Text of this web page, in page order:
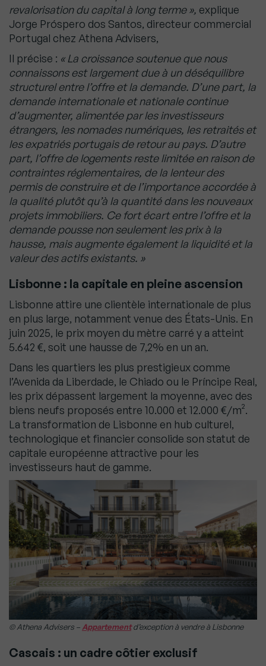
revalorisation du capital à long terme », explique
Jorge Próspero dos Santos, directeur commercial
Portugal chez Athena Advisers,
Il précise : « La croissance soutenue que nous
connaissons est largement due à un déséquilibre
structurel entre l’offre et la demande. D’une part, la
demande internationale et nationale continue
d’augmenter, alimentée par les investisseurs
étrangers, les nomades numériques, les retraités et
les expatriés portugais de retour au pays. D’autre
part, l’offre de logements reste limitée en raison de
contraintes réglementaires, de la lenteur des
permis de construire et de l’importance accordée à
la qualité plutôt qu’à la quantité dans les nouveaux
projets immobiliers. Ce fort écart entre l’offre et la
demande pousse non seulement les prix à la
hausse, mais augmente également la liquidité et la
valeur des actifs existants. »
Lisbonne : la capitale en pleine ascension
Lisbonne attire une clientèle internationale de plus
en plus large, notamment venue des États-Unis. En
juin 2025, le prix moyen du mètre carré y a atteint
5.642 €, soit une hausse de 7,2% en un an.
Dans les quartiers les plus prestigieux comme
l’Avenida da Liberdade, le Chiado ou le Príncipe Real,
les prix dépassent largement la moyenne, avec des
biens neufs proposés entre 10.000 et 12.000 €/m².
La transformation de Lisbonne en hub culturel,
technologique et financier consolide son statut de
capitale européenne attractive pour les
investisseurs haut de gamme.
© Athena Advisers –Appartementd’exception à vendre à Lisbonne
Cascais : un cadre côtier exclusif